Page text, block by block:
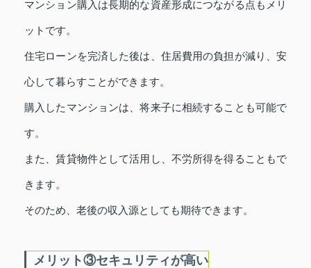
マンション購入は長期的な資産形成につながる点もメリ
ットです。
住宅ローンを完済した後は、住居費用の負担が減り、安
心して暮らすことができます。
購入したマンションは、将来子に相続することも可能で
す。
また、賃貸物件として活用し、不労所得を得ることもで
きます。
そのため、老後の収入源としても期待できます。
メリット③セキュリティが高い